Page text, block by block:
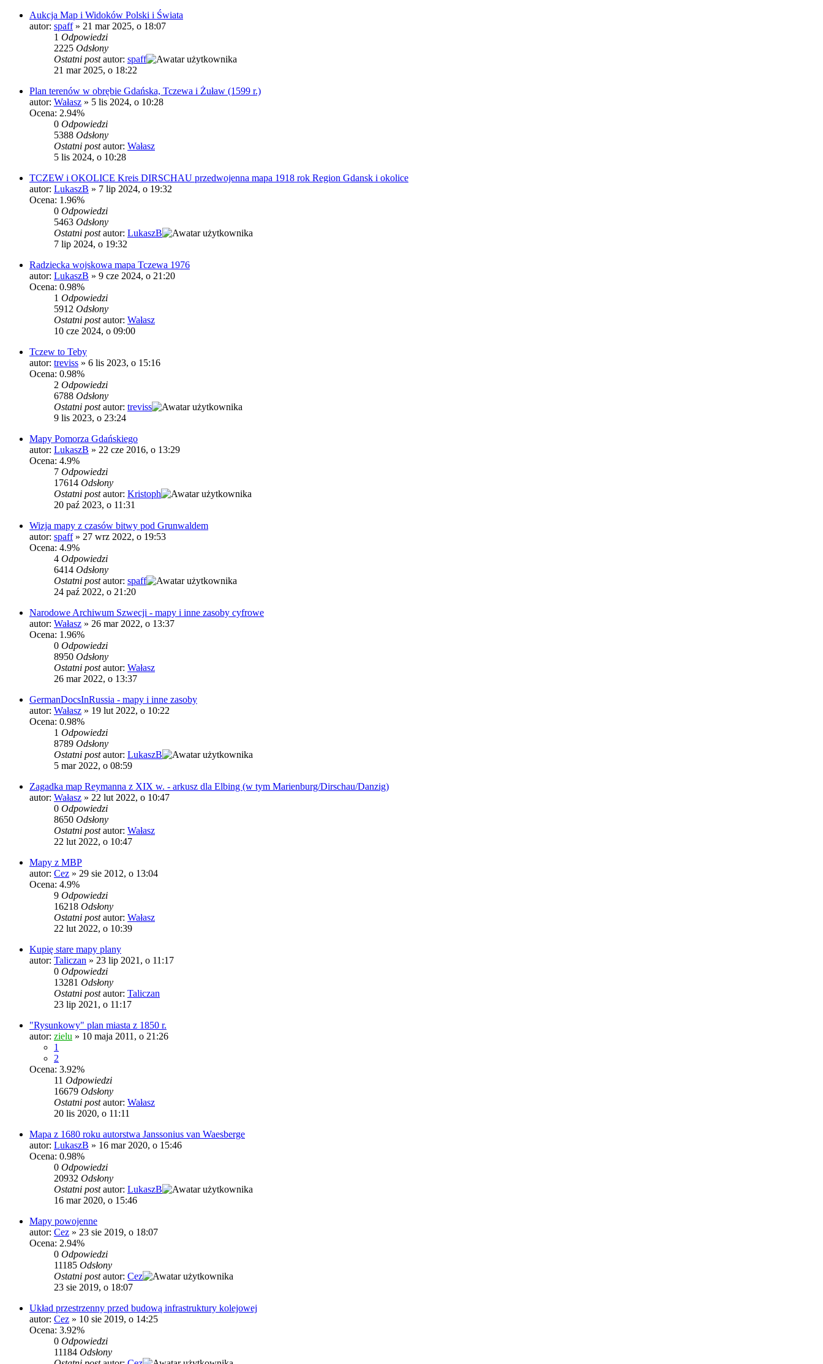
Aukcja Map i Widoków Polski i Świata
autor: spaff» 21 mar 2025, o 18:07
1 Odpowiedzi
2225 Odsłony
Ostatni postautor: spaff
21 mar 2025, o 18:22
Plan terenów w obrębie Gdańska, Tczewa i Żuław (1599 r.)
autor: Wałasz » 5 lis 2024, o 10:28
Ocena: 2.94%
0 Odpowiedzi
5388 Odsłony
Ostatni postautor: Wałasz
5 lis 2024, o 10:28
TCZEW i OKOLICE Kreis DIRSCHAU przedwojenna mapa 1918 rok Region Gdansk i okolice
autor: LukaszB » 7 lip 2024, o 19:32
Ocena: 1.96%
0 Odpowiedzi
5463 Odsłony
Ostatni postautor: LukaszB
7 lip 2024, o 19:32
Radziecka wojskowa mapa Tczewa 1976
autor: LukaszB » 9 cze 2024, o 21:20
Ocena: 0.98%
1 Odpowiedzi
5912 Odsłony
Ostatni postautor: Wałasz
10 cze 2024, o 09:00
Tczew to Teby
autor: treviss » 6 lis 2023, o 15:16
Ocena: 0.98%
2 Odpowiedzi
6788 Odsłony
Ostatni postautor: treviss
9 lis 2023, o 23:24
Mapy Pomorza Gdańskiego
autor: LukaszB » 22 cze 2016, o 13:29
Ocena: 4.9%
7 Odpowiedzi
17614 Odsłony
Ostatni postautor: Kristoph
20 paź 2023, o 11:31
Wizja mapy z czasów bitwy pod Grunwaldem
autor: spaff» 27 wrz 2022, o 19:53
Ocena: 4.9%
4 Odpowiedzi
6414 Odsłony
Ostatni postautor: spaff
24 paź 2022, o 21:20
Narodowe Archiwum Szwecji - mapy i inne zasoby cyfrowe
autor: Wałasz » 26 mar 2022, o 13:37
Ocena: 1.96%
0 Odpowiedzi
8950 Odsłony
Ostatni postautor: Wałasz
26 mar 2022, o 13:37
GermanDocsInRussia - mapy i inne zasoby
autor: Wałasz » 19 lut 2022, o 10:22
Ocena: 0.98%
1 Odpowiedzi
8789 Odsłony
Ostatni postautor: LukaszB
5 mar 2022, o 08:59
Zagadka map Reymanna z XIX w. - arkusz dla Elbing (w tym Marienburg/Dirschau/Danzig)
autor: Wałasz » 22 lut 2022, o 10:47
0 Odpowiedzi
8650 Odsłony
Ostatni postautor: Wałasz
22 lut 2022, o 10:47
Mapy z MBP
autor: Cez » 29 sie 2012, o 13:04
Ocena: 4.9%
9 Odpowiedzi
16218 Odsłony
Ostatni postautor: Wałasz
22 lut 2022, o 10:39
Kupię stare mapy plany
autor: Taliczan » 23 lip 2021, o 11:17
0 Odpowiedzi
13281 Odsłony
Ostatni postautor: Taliczan
23 lip 2021, o 11:17
"Rysunkowy" plan miasta z 1850 r.
autor: zielu » 10 maja 2011, o 21:26
1
2
Ocena: 3.92%
11 Odpowiedzi
16679 Odsłony
Ostatni postautor: Wałasz
20 lis 2020, o 11:11
Mapa z 1680 roku autorstwa Janssonius van Waesberge
autor: LukaszB » 16 mar 2020, o 15:46
Ocena: 0.98%
0 Odpowiedzi
20932 Odsłony
Ostatni postautor: LukaszB
16 mar 2020, o 15:46
Mapy powojenne
autor: Cez » 23 sie 2019, o 18:07
Ocena: 2.94%
0 Odpowiedzi
11185 Odsłony
Ostatni postautor: Cez
23 sie 2019, o 18:07
Układ przestrzenny przed budową infrastruktury kolejowej
autor: Cez » 10 sie 2019, o 14:25
Ocena: 3.92%
0 Odpowiedzi
11184 Odsłony